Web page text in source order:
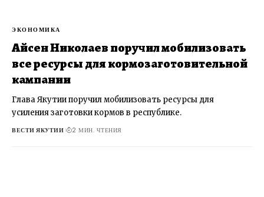
ЭКОНОМИКА
Айсен Николаев поручил мобилизовать
все ресурсы для кормозаготовительной
кампании
Глава Якутии поручил мобилизовать ресурсы для
усиления заготовки кормов в республике.
ВЕСТИ ЯКУТИИ 2 МИН. ЧТЕНИЯ